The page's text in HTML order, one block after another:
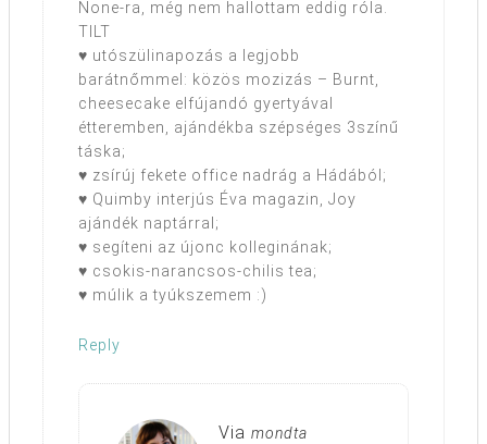
None-ra, még nem hallottam eddig róla.
TILT
♥ utószülinapozás a legjobb
barátnőmmel: közös mozizás – Burnt,
cheesecake elfújandó gyertyával
étteremben, ajándékba szépséges 3színű
táska;
♥ zsírúj fekete office nadrág a Hádából;
♥ Quimby interjús Éva magazin, Joy
ajándék naptárral;
♥ segíteni az újonc kolleginának;
♥ csokis-narancsos-chilis tea;
♥ múlik a tyúkszemem :)
Reply
Via mondta